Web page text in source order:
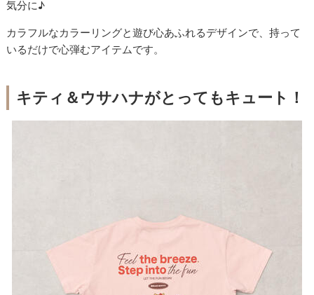
気分に♪
カラフルなカラーリングと遊び心あふれるデザインで、持って
いるだけで心弾むアイテムです。
キティ＆ウサハナがとってもキュート！